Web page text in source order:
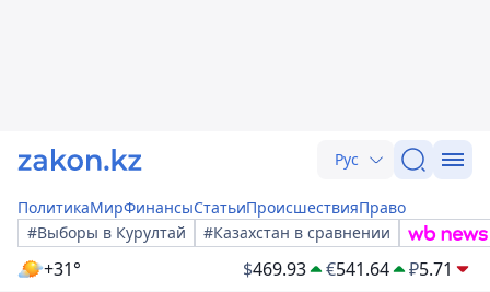
Рус
ПолитикаМирФинансыСтатьиПроисшествияПраво
#Выборы в Курултай
#Казахстан в сравнении
+31° $469.93 €541.64 ₽5.71